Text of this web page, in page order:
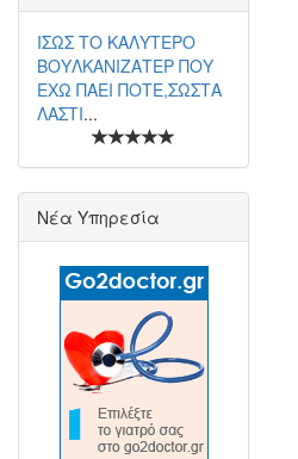
ΙΣΩΣ ΤΟ ΚΑΛΥΤΕΡΟ
ΒΟΥΛΚΑΝΙΖΑΤΕΡ ΠΟΥ
ΕΧΩ ΠΑΕΙ ΠΟΤΕ,ΣΩΣΤΑ
ΛΑΣΤΙ...
Νέα Υπηρεσία